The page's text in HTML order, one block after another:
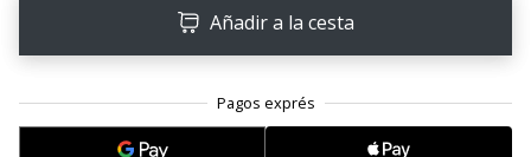
Weplayvolleyball!
¿Te
consideras
Añadir a la cesta